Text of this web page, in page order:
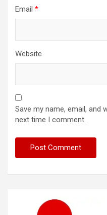
Email *
Website
Save my name, email, and
next time I comment.